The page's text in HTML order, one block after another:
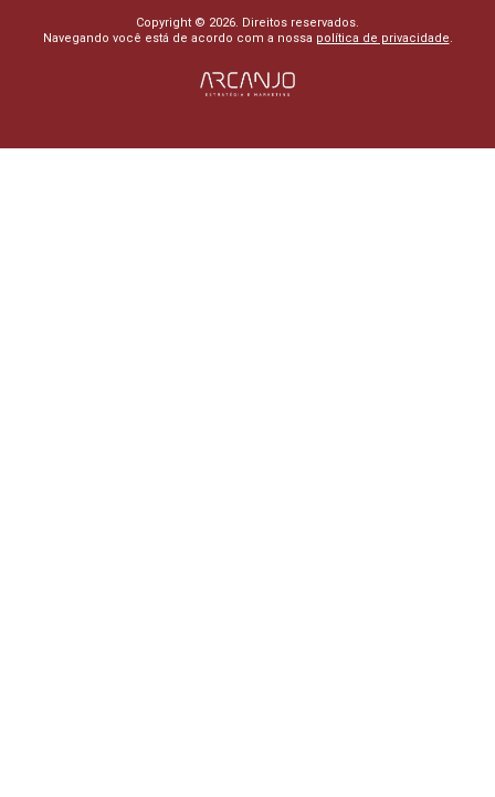
Copyright © 2026. Direitos reservados.
Navegando você está de acordo com a nossa política de privacidade.